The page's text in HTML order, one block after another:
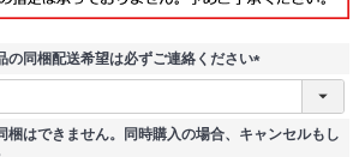
の同梱配送希望は必ずご連絡ください
(
須
梱はできません。同時購入の場合、キャンセルもし